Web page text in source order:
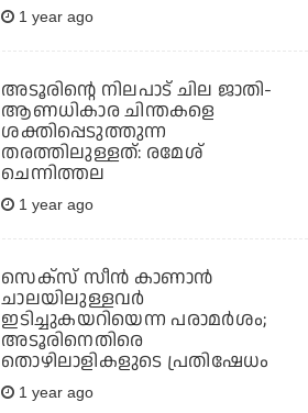
1 year ago
അടൂരിന്റെ നിലപാട് ചില ജാതി-
ആണധികാര ചിന്തകളെ
ശക്തിപ്പെടുത്തുന്ന
തരത്തിലുള്ളത്: രമേശ്
ചെന്നിത്തല
1 year ago
സെക്‌സ് സീന്‍ കാണാന്‍
ചാലയിലുള്ളവർ
ഇടിച്ചുകയറിയെന്ന പരാമര്‍ശം;
അടൂരിനെതിരെ
തൊഴിലാളികളുടെ പ്രതിഷേധം
1 year ago